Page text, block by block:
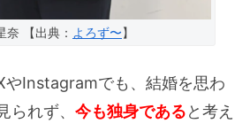
奈 【出典： よろず〜】
やInstagramでも、結婚を思わ
られず、 今も独身であると考え